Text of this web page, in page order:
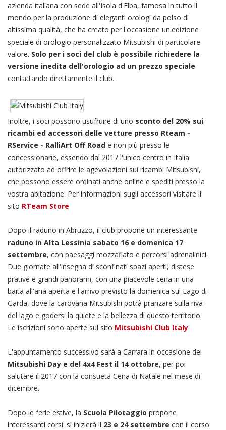
azienda italiana con sede all'Isola d'Elba, famosa in tutto il
mondo per la produzione di eleganti orologi da polso di
altissima qualità, che ha creato per l'occasione un'edizione
speciale di orologio personalizzato Mitsubishi di particolare
valore. Solo per i soci del club è possibile richiedere la
versione inedita dell'orologio ad un prezzo speciale
contattando direttamente il club.
Inoltre, i soci possono usufruire di uno sconto del 20% sui
ricambi ed accessori delle vetture presso Rteam -
RService - RalliArt Off Road e non più presso le
concessionarie, essendo dal 2017 l'unico centro in Italia
autorizzato ad offrire le agevolazioni sui ricambi Mitsubishi,
che possono essere ordinati anche online e spediti presso la
vostra abitazione. Per informazioni sugli accessori visitare il
sito RTeam Store
Dopo il raduno in Abruzzo, il club propone un interessante
raduno in Alta Lessinia sabato 16 e domenica 17
settembre, con paesaggi mozzafiato e percorsi adrenalinici.
Due giornate all'insegna di sconfinati spazi aperti, distese
prative e grandi panorami, con una piacevole cena in una
baita all'aria aperta e l'arrivo previsto la domenica sul Lago di
Garda, dove la carovana Mitsubishi potrà pranzare sulla riva
del lago e godersi la quiete e la bellezza di questo territorio.
Le iscrizioni sono aperte sul sito Mitsubishi Club Italy
L'appuntamento successivo sarà a Carrara in occasione del
Mitsubishi Day e del 4x4 Fest il 14 ottobre, per poi
salutare il 2017 con la consueta Cena di Natale nel mese di
dicembre.
Dopo le ferie estive, la Scuola Pilotaggio propone
interessanti corsi: si inizierà il 23 e 24 settembre con il corso